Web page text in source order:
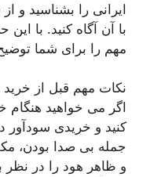
ایرانی را بشناسید و
با آن آگاه کنید. با
مهم را برای شما
نکات مهم قبل از خرید
اگر می خواهید هنگام
کنید و خریدی سودآور
جمله بی صدا بودن،
و ظاهر هود را در نظر